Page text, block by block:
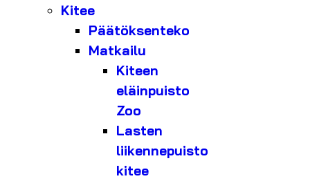
Kitee
Päätöksenteko
Matkailu
Kiteen
eläinpuisto
Zoo
Lasten
liikennepuisto
kitee